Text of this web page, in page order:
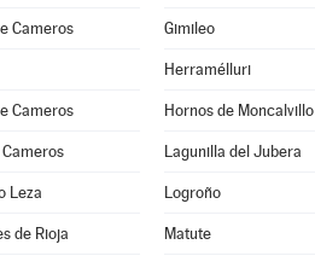
Cameros Gimileo
Herramélluri
Cameros Hornos de Moncalvillo
Lagunilla del Jubera
Leza Logroño
de Rioja Matute